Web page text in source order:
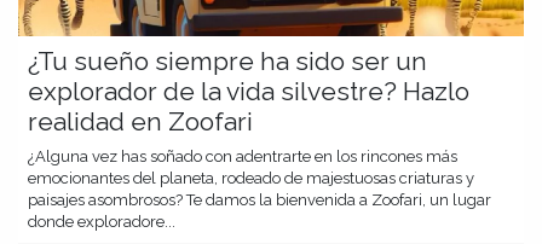
¿Tu sueño siempre ha sido ser un
explorador de la vida silvestre? Hazlo
realidad en Zoofari
¿Alguna vez has soñado con adentrarte en los rincones más
emocionantes del planeta, rodeado de majestuosas criaturas y
paisajes asombrosos? Te damos la bienvenida a Zoofari, un lugar
donde exploradore...